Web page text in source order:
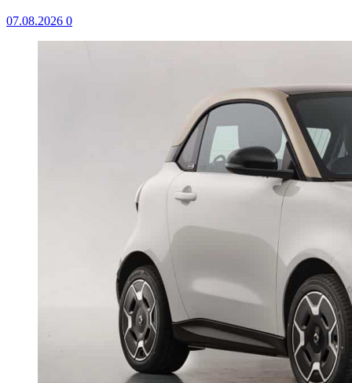
07.08.2026 0